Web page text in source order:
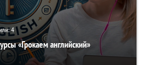
4
«Грокаем английский»